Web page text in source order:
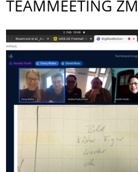
TEAMMEETING